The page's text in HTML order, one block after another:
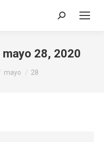
Buscar:
mayo 28, 2020
mayo 28